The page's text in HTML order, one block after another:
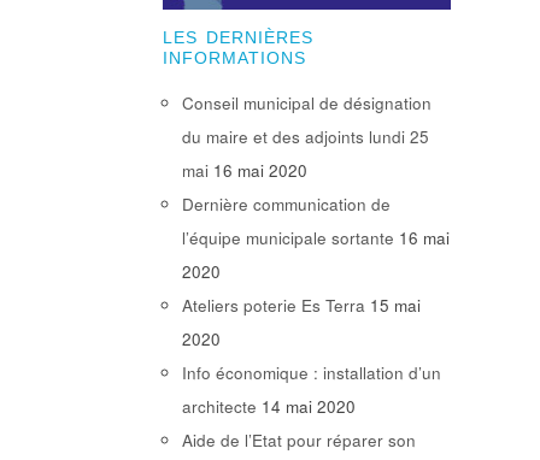
LES DERNIÈRES
INFORMATIONS
Conseil municipal de désignation
du maire et des adjoints lundi 25
mai 16 mai 2020
Dernière communication de
l’équipe municipale sortante 16 mai
2020
Ateliers poterie Es Terra 15 mai
2020
Info économique : installation d’un
architecte 14 mai 2020
Aide de l’Etat pour réparer son